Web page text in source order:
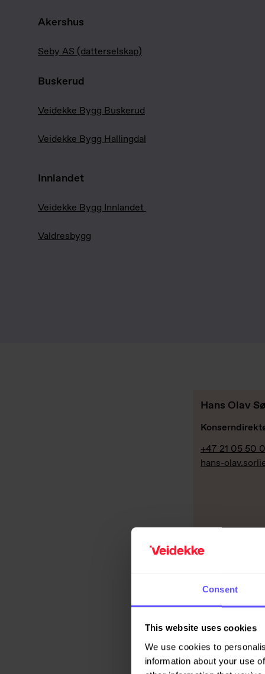
Consent
This website uses cookies
We use cookies to
information about your use
Akershus
Seby AS (datterselskap)
Buskerud
Veidekke Bygg Buskerud
Veidekke Bygg Hallingdal
Innlandet
Veidekke Bygg Innlandet
Valdresbygg
Hans Olav
+47 21 05 50
hans-
Are Westbye
+4790078433